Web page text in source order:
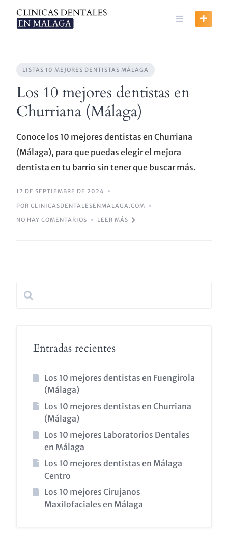
content
LISTAS 10 MEJORES DENTISTAS MÁLAGA
Los 10 mejores dentistas en
Churriana (Málaga)
Conoce los 10 mejores dentistas en Churriana
(Málaga), para que puedas elegir el mejora
dentista en tu barrio sin tener que buscar más.
17 DE SEPTIEMBRE DE 2024
POR CLINICASDENTALESENMALAGA.COM
NO HAY COMENTARIOS
LEER MÁS
Entradas recientes
Los 10 mejores dentistas en Fuengirola
(Málaga)
Los 10 mejores dentistas en Churriana
(Málaga)
Los 10 mejores Laboratorios Dentales
en Málaga
Los 10 mejores dentistas en Málaga
Centro
Los 10 mejores Cirujanos
Maxilofaciales en Málaga